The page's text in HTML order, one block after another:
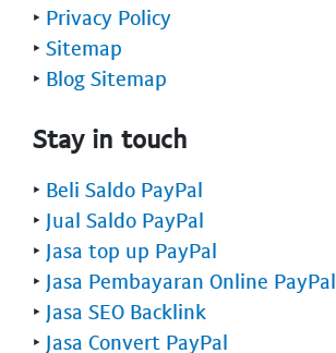
‣ Privacy Policy
‣ Sitemap
‣ Blog Sitemap
Stay in touch
‣ Beli Saldo PayPal
‣ Jual Saldo PayPal
‣ Jasa top up PayPal
‣ Jasa Pembayaran Online PayPal
‣ Jasa SEO Backlink
‣ Jasa Convert PayPal